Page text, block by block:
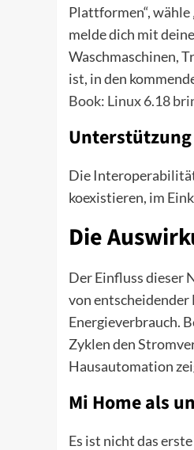
Plattformen“, wähle
melde dich mit
Waschmaschinen,
ist, in den
Book: Linux 6.18
Die
koexistieren, im
Die
Der Einfluss dieser
von
Energieverbrauch.
Zyklen den
Hausautomation
Mi Home als
Es ist nicht das